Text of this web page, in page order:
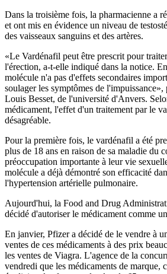
Dans la troisième fois, la pharmacienne a
et ont mis en évidence un niveau de
des vaisseaux sanguins et des artères.
«Le Vardénafil peut être prescrit pour
l'érection, a-t-elle indiqué dans la notice.
molécule n'a pas d'effets secondaires
soulager les symptômes de l'impuissance»,
Louis Besset, de l'université d'Anvers.
médicament, l'effet d'un traitement par le
désagréable.
Pour la première fois, le vardénafil a été
plus de 18 ans en raison de sa maladie du
préoccupation importante à leur vie
molécule a déjà démontré son efficacité
l'hypertension artérielle pulmonaire.
Aujourd'hui, la Food and Drug
décidé d'autoriser le médicament comme
En janvier, Pfizer a décidé de le vendre à
ventes de ces médicaments à des prix
les ventes de Viagra. L'agence de la
vendredi que les médicaments de marque,